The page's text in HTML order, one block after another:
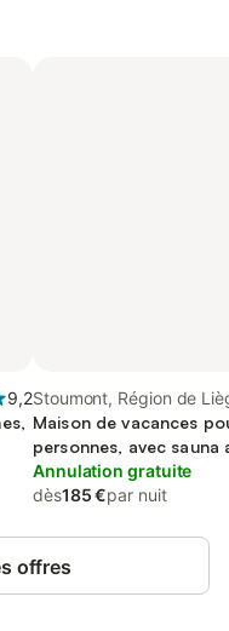
9,2Stoumont, Région de
Maison de vacances
personnes, avec sauna
et terrasse
Annulation gratuite
dès185 €par nuit
offres